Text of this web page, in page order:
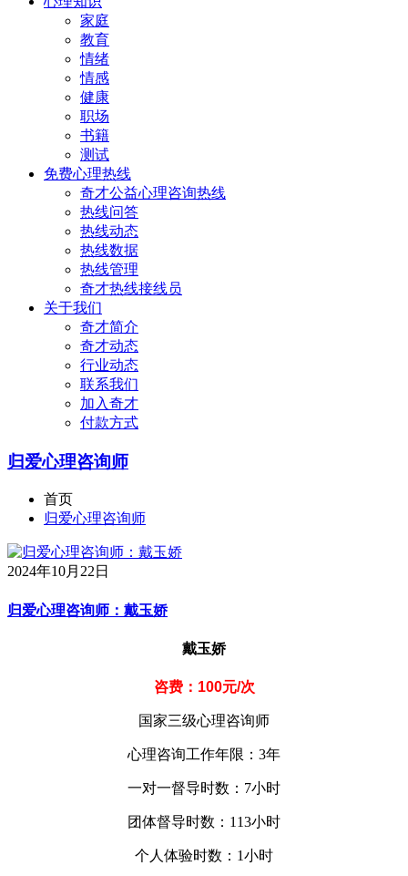
家庭
教育
情绪
情感
健康
职场
书籍
测试
免费心理热线
奇才公益心理咨询热线
热线问答
热线动态
热线数据
热线管理
奇才热线接线员
关于我们
奇才简介
奇才动态
行业动态
联系我们
加入奇才
付款方式
归爱心理咨询师
首页
归爱心理咨询师
2024年10月22日
归爱心理咨询师：戴玉娇
戴玉娇
咨费：100元/次
国家三级心理咨询师
心理咨询工作年限：3年
一对一督导时数：7小时
团体督导时数：113小时
个人体验时数：1小时